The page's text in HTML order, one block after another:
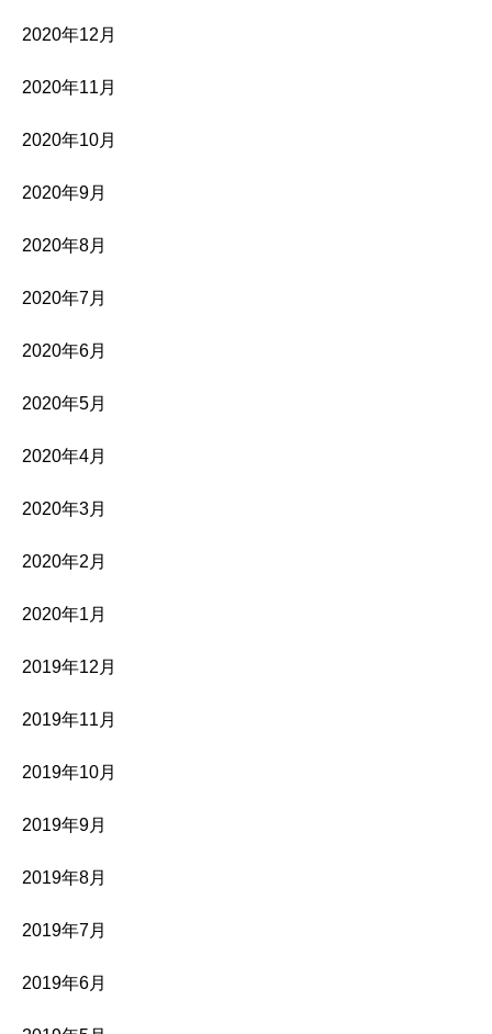
2020年12月
2020年11月
2020年10月
2020年9月
2020年8月
2020年7月
2020年6月
2020年5月
2020年4月
2020年3月
2020年2月
2020年1月
2019年12月
2019年11月
2019年10月
2019年9月
2019年8月
2019年7月
2019年6月